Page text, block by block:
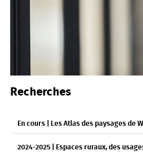
Recherches
En cours | Les Atlas des paysages de
2024-2025 | Espaces ruraux, des